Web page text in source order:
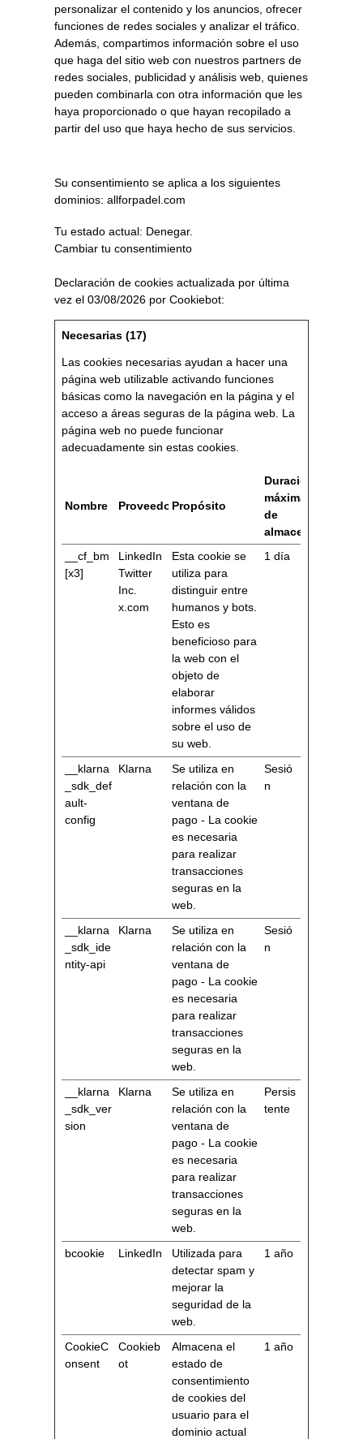
personalizar el contenido y los anuncios, ofrecer
funciones de redes sociales y analizar el tráfico.
Además, compartimos información sobre el uso
que haga del sitio web con nuestros partners de
redes sociales, publicidad y análisis web, quienes
pueden combinarla con otra información que les
haya proporcionado o que hayan recopilado a
partir del uso que haya hecho de sus servicios.
Su consentimiento se aplica a los siguientes
dominios: allforpadel.com
Tu estado actual: Denegar.
Cambiar tu consentimiento
Declaración de cookies actualizada por última
vez el 03/08/2026 porCookiebot:
Necesarias (17)
Las cookies necesarias ayudan a hacer una
página web utilizable activando funciones
básicas como la navegación en la página y el
acceso a áreas seguras de la página web. La
página web no puede funcionar
adecuadamente sin estas cookies.
Nombre ProveedorPropósito
Duración
máxima
de
almacenamiento
__cf_bm
[x3]
LinkedIn
Twitter
Inc.
x.com
Esta cookie se
utiliza para
distinguir entre
humanos y bots.
Esto es
beneficioso para
la web con el
objeto de
elaborar
informes válidos
sobre el uso de
su web.
1 día
__klarna
_sdk_def
ault-
config
Klarna
Se utiliza en
relación con la
ventana de
pago - La cookie
es necesaria
para realizar
transacciones
seguras en la
web.
Sesió
n
__klarna
_sdk_ide
ntity-api
Klarna
Se utiliza en
relación con la
ventana de
pago - La cookie
es necesaria
para realizar
transacciones
seguras en la
web.
Sesió
n
__klarna
_sdk_ver
sion
Klarna
Se utiliza en
relación con la
ventana de
pago - La cookie
es necesaria
para realizar
transacciones
seguras en la
web.
Persis
tente
bcookie LinkedIn
Utilizada para
detectar spam y
mejorar la
seguridad de la
web.
1 año
CookieC
onsent
Cookieb
ot
Almacena el
estado de
consentimiento
de cookies del
usuario para el
dominio actual
1 año